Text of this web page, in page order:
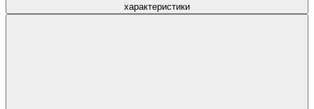
характеристики